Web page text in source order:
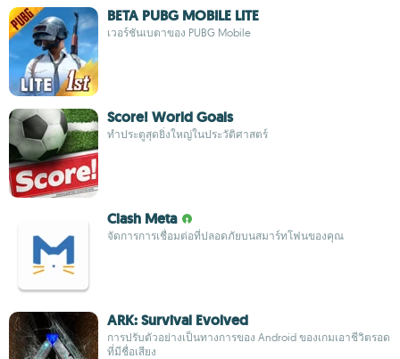
BETA PUBG MOBILE LITE
เวอร์ชันเบตาของ PUBG Mobile
Score! World Goals
ทำประตูสุดยิ่งใหญ่ในประวัติศาสตร์
Clash Meta
จัดการการเชื่อมต่อที่ปลอดภัยบนสมาร์ทโฟนของคุณ
ARK: Survival Evolved
การปรับตัวอย่างเป็นทางการของ Android ของเกมเอาชีวิตรอด
ที่มีชื่อเสียง